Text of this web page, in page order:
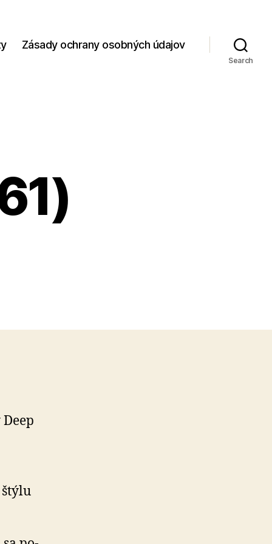
Zásady ochrany osobných údajov
Search